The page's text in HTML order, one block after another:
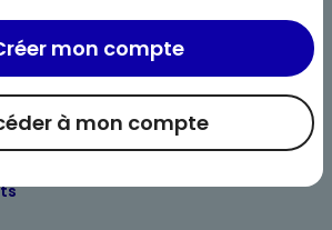
à mon compte
mon compte